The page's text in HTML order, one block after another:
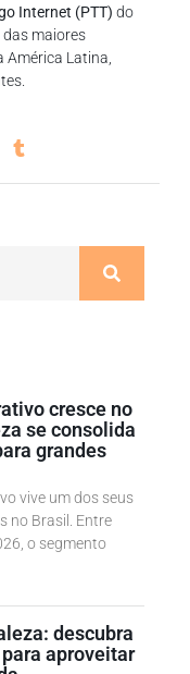
Internet (PTT) do
das maiores
Latina,
cresce no
se consolida
grandes
vive um dos seus
no Brasil. Entre
o segmento
descubra
aproveitar